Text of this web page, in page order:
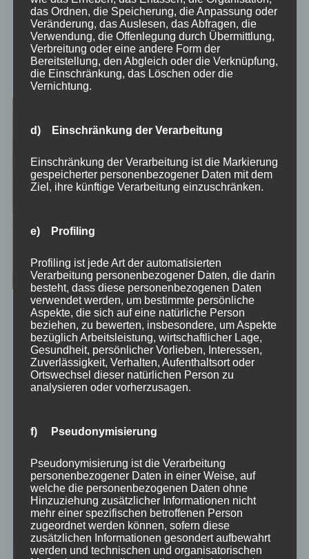
Die Rolle von Lean-
Management im agilen Umfeld:
Wie du Effizienz und
Flexibilität vereinst
Die Kombination aus Lean-Management und agilen
Methoden hat sich in der agilen Arbeitswelt zu einer
leistungsstarken Strategie entwickelt. Lean zielt
darauf ab, Verschwendung zu minimieren, während
agiles Management die Flexibilität und iterative
Verbesserung betont. Doch wie lässt sich Lean-
Weiterlesen →
LinkedIn
XINGWhatsApp
Facebook
X Teams
Copy
Link
Email
Teilen
das Ordnen, die Speicherung, die Anpassung oder
Veränderung, das Auslesen, das Abfragen, die
Verwendung, die Offenlegung durch Übermittlung,
Verbreitung oder eine andere Form der
Bereitstellung, den Abgleich oder die Verknüpfung,
die Einschränkung, das Löschen oder die
Vernichtung.
d) Einschränkung der Verarbeitung
Einschränkung der Verarbeitung ist die Markierung
gespeicherter personenbezogener Daten mit dem
Ziel, ihre künftige Verarbeitung einzuschränken.
e) Profiling
Profiling ist jede Art der automatisierten
Verarbeitung personenbezogener Daten, die darin
besteht, dass diese personenbezogenen Daten
verwendet werden, um bestimmte persönliche
Aspekte, die sich auf eine natürliche Person
beziehen, zu bewerten, insbesondere, um Aspekte
bezüglich Arbeitsleistung, wirtschaftlicher Lage,
Gesundheit, persönlicher Vorlieben, Interessen,
Zuverlässigkeit, Verhalten, Aufenthaltsort oder
Ortswechsel dieser natürlichen Person zu
analysieren oder vorherzusagen.
f) Pseudonymisierung
Pseudonymisierung ist die Verarbeitung
personenbezogener Daten in einer Weise, auf
welche die personenbezogenen Daten ohne
Hinzuziehung zusätzlicher Informationen nicht
mehr einer spezifischen betroffenen Person
zugeordnet werden können, sofern diese
zusätzlichen Informationen gesondert aufbewahrt
werden und technischen und organisatorischen